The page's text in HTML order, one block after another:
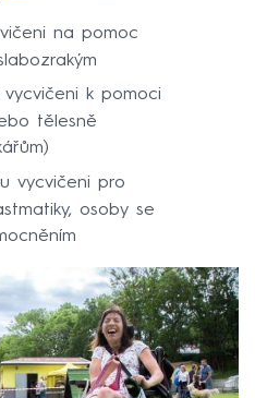
na pomoc
k pomoci
tělesně
vycvičeni pro
osoby se